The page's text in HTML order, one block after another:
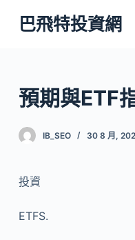
跳
至
內
容
巴飛特投資網
預期與ETF
IB_SEO 30 8 月,
投資
ETFS.